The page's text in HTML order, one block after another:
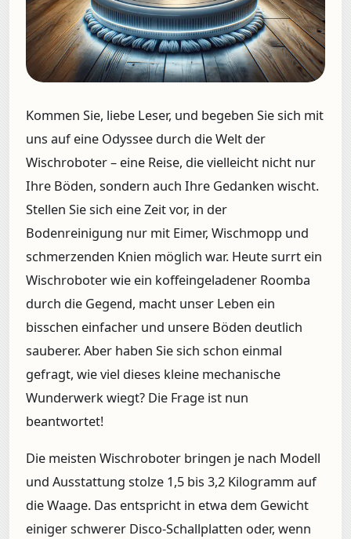
Kommen Sie, liebe Leser, und begeben Sie sich mit
uns auf eine Odyssee durch die Welt der
Wischroboter – eine Reise, die vielleicht nicht nur
Ihre Böden, sondern auch Ihre Gedanken wischt.
Stellen Sie sich eine Zeit vor, in der
Bodenreinigung nur mit Eimer, Wischmopp und
schmerzenden Knien möglich war. Heute surrt ein
Wischroboter wie ein koffeingeladener Roomba
durch die Gegend, macht unser Leben ein
bisschen einfacher und unsere Böden deutlich
sauberer. Aber haben Sie sich schon einmal
gefragt, wie viel dieses kleine mechanische
Wunderwerk wiegt? Die Frage ist nun
beantwortet!
Die meisten Wischroboter bringen je nach Modell
und Ausstattung stolze 1,5 bis 3,2 Kilogramm auf
die Waage. Das entspricht in etwa dem Gewicht
einiger schwerer Disco-Schallplatten oder, wenn